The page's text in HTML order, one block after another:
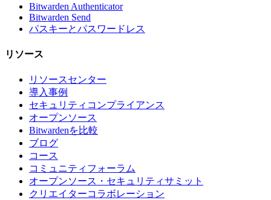
Bitwarden Authenticator
Bitwarden Send
パスキーとパスワードレス
リソース
リソースセンター
導入事例
セキュリティコンプライアンス
オープンソース
Bitwardenを比較
ブログ
コース
コミュニティフォーラム
オープンソース・セキュリティサミット
クリエイターコラボレーション